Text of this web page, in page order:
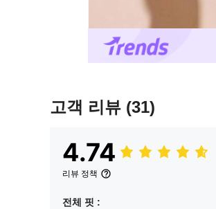
고객 리뷰 (31)
4.74
리뷰 정책
전체 핏 :